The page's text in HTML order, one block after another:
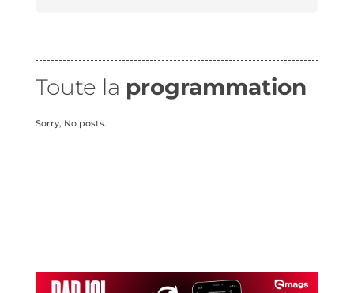
Toute la programmation
Sorry, No posts.